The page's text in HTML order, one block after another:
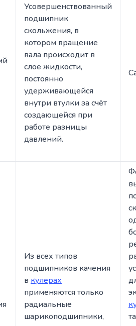
Усовершенствованный
подшипник
скольжения, в
котором вращение
вала происходит в
слое жидкости,
постоянно
удерживающейся
внутри втулки за счёт
создающейся при
работе разницы
давлений.
Из всех типов
подшипников качения
в кулерах
применяются только
радиальные
шарикоподшипники,